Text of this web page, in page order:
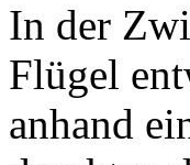
In der
Flügel
anhand